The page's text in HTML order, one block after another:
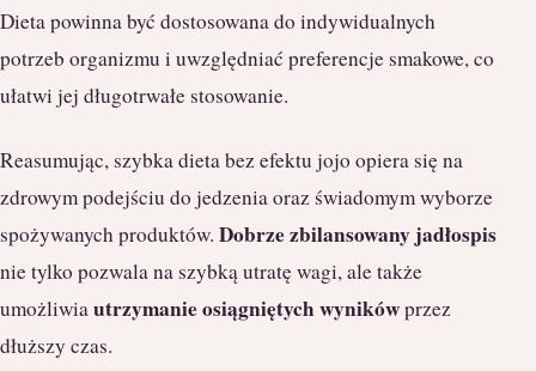
Dieta powinna być dostosowana do indywidualnych
potrzeb organizmu i uwzględniać preferencje smakowe, co
ułatwi jej długotrwałe stosowanie.
Reasumując, szybka dieta bez efektu jojo opiera się na
zdrowym podejściu do jedzenia oraz świadomym wyborze
spożywanych produktów. Dobrze zbilansowany jadłospis
nie tylko pozwala na szybką utratę wagi, ale także
umożliwiautrzymanie osiągniętych wynikówprzez
dłuższy czas.